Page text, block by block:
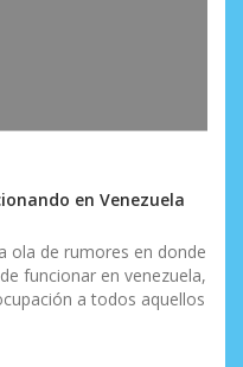
en Venezuela
ola de rumores en donde
funcionar en venezuela,
a todos aquellos